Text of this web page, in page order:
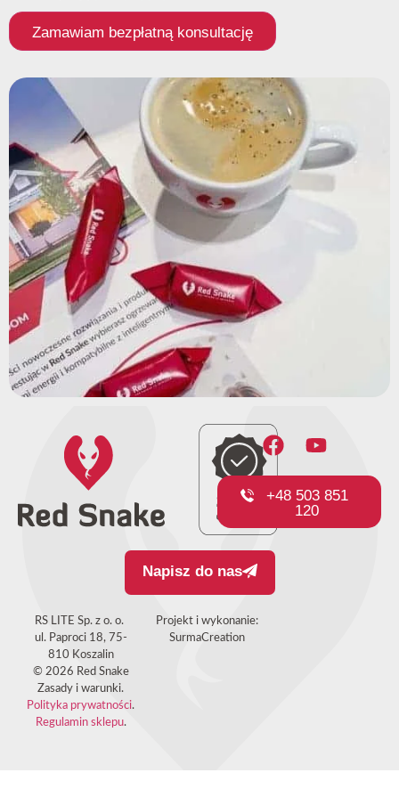
Zamawiam bezpłatną konsultację
+48 503 851
120
Napisz do nas
RS LITE Sp. z o. o.
ul. Paproci 18, 75-
810 Koszalin
© 2026 Red Snake
Zasady i warunki.
Polityka prywatności.
Regulamin sklepu.
Projekt i wykonanie:
SurmaCreation